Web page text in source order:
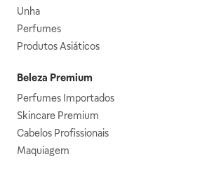
Unha
Perfumes
Produtos Asiáticos
Beleza Premium
Perfumes Importados
Skincare Premium
Cabelos Profissionais
Maquiagem